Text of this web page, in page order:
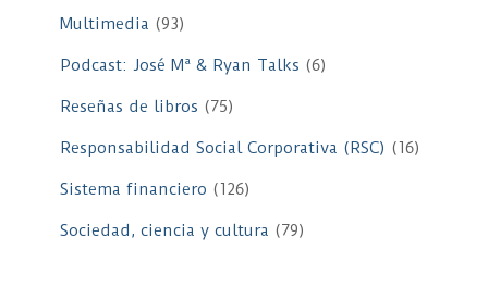
Multimedia (93)
Podcast: José Mª & Ryan Talks (6)
Reseñas de libros (75)
Responsabilidad Social Corporativa (RSC) (16)
Sistema financiero (126)
Sociedad, ciencia y cultura (79)